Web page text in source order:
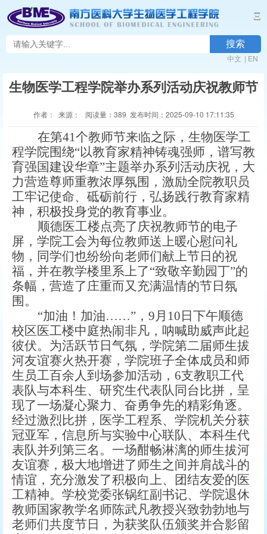
Ξ
搜索
中文 | EN
生物医学工程学院举办系列活动庆祝教师节
作者： 来源： 阅读量： 389 发布时间：2025-09-10 17:11:35
在第41个教师节来临之际，生物医学工
程学院围绕“以教育家精神铸魂强师，谱写教
育强国建设华章”主题举办系列活动庆祝，大
力营造尊师重教浓厚氛围，激励全院教职员
工牢记使命、砥砺前行，弘扬践行教育家精
神，积极投身党的教育事业。
顺德医工楼点亮了庆祝教师节的电子
屏，学院工会为每位教师送上暖心慰问礼
物，同学们也纷纷向老师们献上节日的祝
福，并在教学楼里系上了“致敬辛勤园丁”的
条幅，营造了庄重而又充满温情的节日氛
围。
“加油！加油……”，9月10日下午顺德
校区医工楼中庭热闹非凡，呐喊助威声此起
彼伏。为活跃节日气氛，学院第二届师生拔
河友谊赛火热开赛，学院班子全体成员和师
生员工百余人到场参加活动，6支教职工代
表队与本科生、研究生代表队同台比拼，呈
现了一场凝心聚力、奋勇争先的精彩角逐。
经过激烈比拼，医学工程系、学院机关分获
冠亚军，信息所与实验中心联队、本科生代
表队并列第三名。一场酣畅淋漓的师生拔河
友谊赛，极大地增进了师生之间并肩战斗的
情谊，充分激发了积极向上、团结友爱的医
工精神。学校党委张锅红副书记、学院退休
教师国家教学名师陈武凡教授兴致勃勃地与
老师们共度节日，为获奖队伍颁奖并合影留